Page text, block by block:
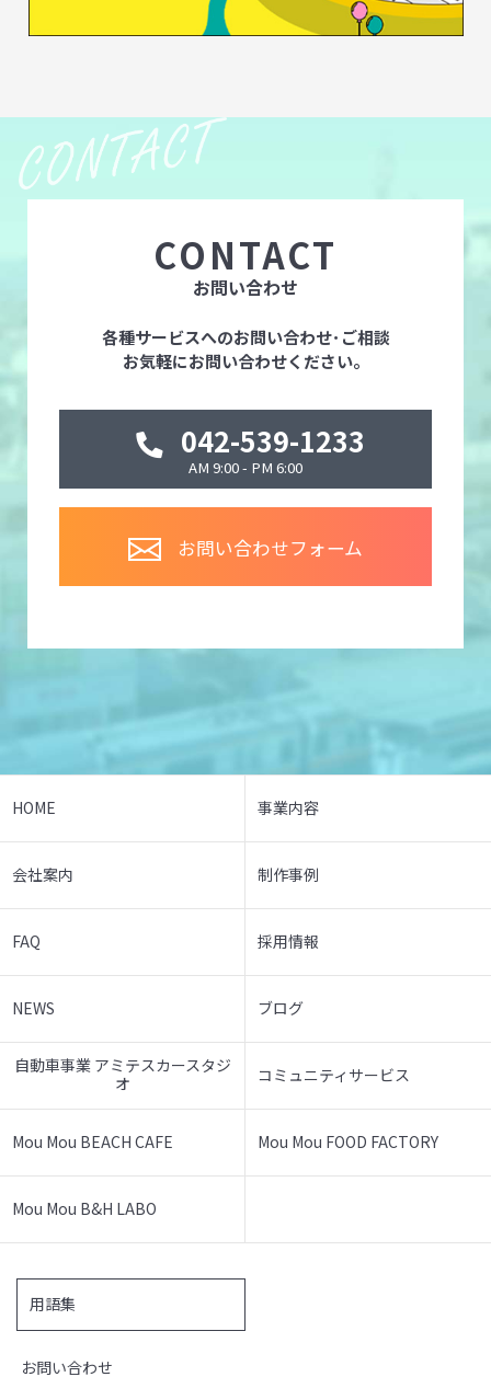
CONTACT
お問い合わせ
各種サービスへのお問い合わせ･ご相談
お気軽にお問い合わせください。
042-539-1233
AM 9:00 - PM 6:00
お問い合わせフォーム
HOME 事業内容
会社案内 制作事例
FAQ 採用情報
NEWS ブログ
自動車事業 アミテスカースタジ
オ
コミュニティサービス
Mou Mou BEACH CAFE Mou Mou FOOD FACTORY
Mou Mou B&H LABO
用語集
お問い合わせ